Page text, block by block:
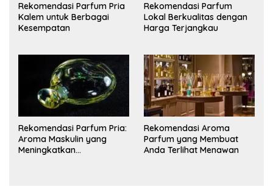
Rekomendasi Parfum Pria
Kalem untuk Berbagai
Kesempatan
Rekomendasi Parfum
Lokal Berkualitas dengan
Harga Terjangkau
Rekomendasi Parfum Pria:
Aroma Maskulin yang
Meningkatkan
Rekomendasi Aroma
Parfum yang Membuat
Anda Terlihat Menawan